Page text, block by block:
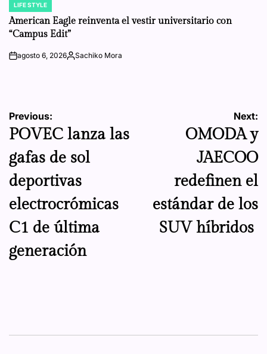
POSTED
IN
LIFE STYLE
American Eagle reinventa el vestir universitario con
“Campus Edit”
onagosto 6, 2026Posted
Sachiko Mora
Navegación
de
entradas
Previous:
POVEC lanza las
gafas de sol
deportivas
electrocrómicas
C1 de última
generación
Next:
OMODA y
JAECOO
redefinen el
estándar de los
SUV híbridos